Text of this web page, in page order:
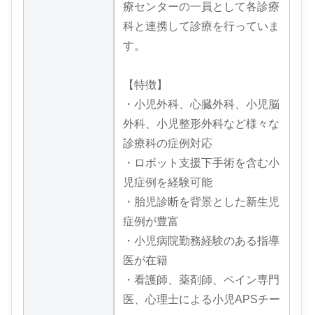
療センターの一員として各診療
科と連携して診療を行っていま
す。
【特徴】
・小児外科、心臓外科、小児脳
外科、小児整形外科など様々な
診療科の症例対応
・ロボット支援下手術を含む小
児症例を経験可能
・胎児診断を背景とした新生児
症例が豊富
・小児病院勤務経験のある指導
医が在籍
・看護師、薬剤師、ペイン専門
医、心理士による小児APSチー